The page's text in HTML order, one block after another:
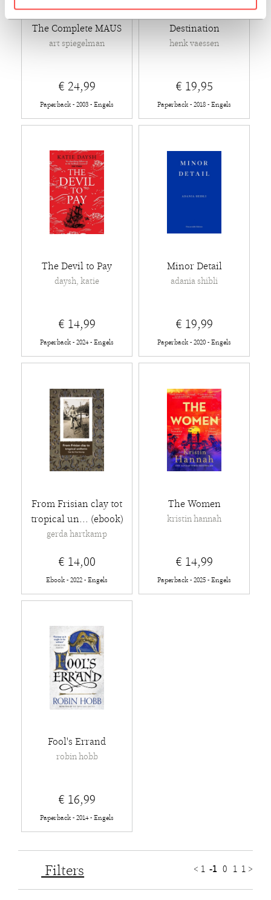
The Complete MAUS
art spiegelman
€ 24,99
Paperback - 2003 - Engels
Destination
henk vaessen
€ 19,95
Paperback - 2018 - Engels
The Devil to Pay
daysh, katie
€ 14,99
Paperback - 2024 - Engels
Minor Detail
adania shibli
€ 19,99
Paperback - 2020 - Engels
From Frisian clay tot
tropical un... (ebook)
gerda hartkamp
€ 14,00
Ebook - 2022 - Engels
The Women
kristin hannah
€ 14,99
Paperback - 2025 - Engels
Fool's Errand
robin hobb
€ 16,99
Paperback - 2014 - Engels
Filters < 1 -1 0 1 1 >